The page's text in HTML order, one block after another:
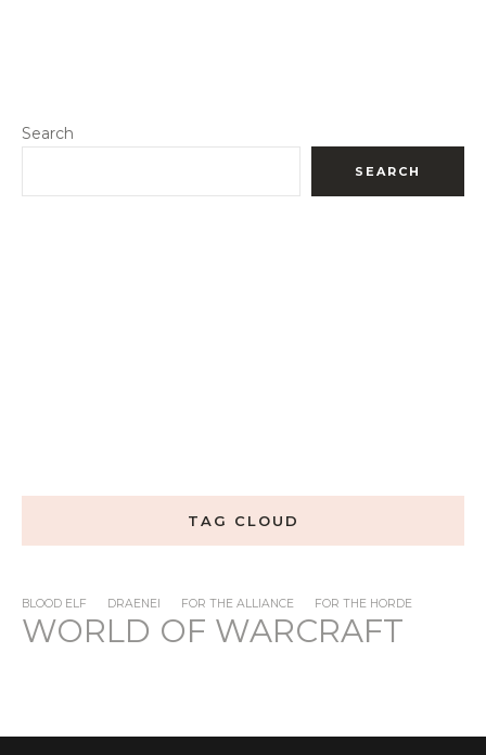
Search
SEARCH
TAG CLOUD
BLOOD ELF DRAENEI FOR THE ALLIANCE FOR THE HORDE
WORLD OF WARCRAFT